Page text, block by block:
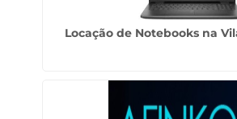
Locação de Notebooks na